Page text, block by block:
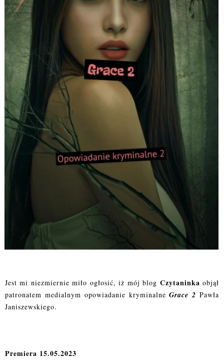
Jest mi niezmiernie miło ogłosić, iż mój blog Czytaninka objął
patronatem medialnym opowiadanie kryminalneGrace 2 Pawła
Janiszewskiego.
Premiera 15.05.2023